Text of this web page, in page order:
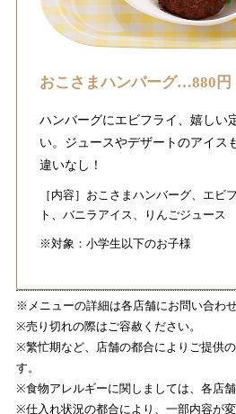
おこさまハンバーグ…880円
ハンバーグにエビフライ、嬉しい
い。ジュースやデザートのアイス
違いなし！
［内容］おこさまハンバーグ、エビ
ト、バニラアイス、りんごジュース
※対象：小学生以下のお子様
※メニューの詳細は各店舗にお問い合わせ
※売り切れの際はご容赦ください。
※繁忙期など、店舗の都合によりご提供
す。
※食物アレルギーに関しましては、各店
※仕入れ状況の都合により、一部内容が